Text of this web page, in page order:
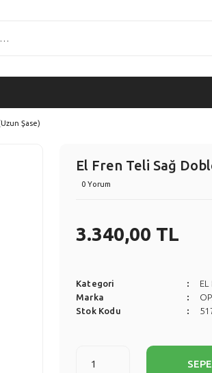
Şase)
El Fren Teli Sağ
0 Yorum
3.340,00 TL
Kategori
EL
Marka
Stok Kodu